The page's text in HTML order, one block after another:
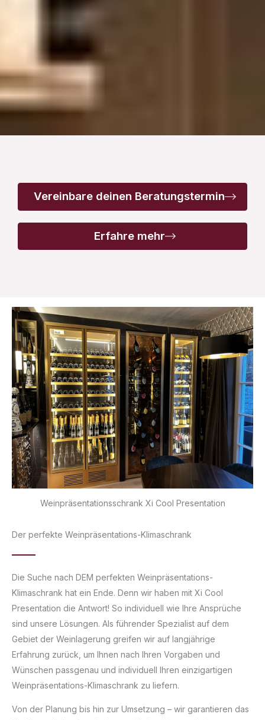
Vereinbare deinen Beratungstermin
Erfahre mehr
Weinpräsentations­­schrank­ Xi Cool Presentation
Der perfekte Weinpräsentations-Klimaschrank
Die Suche nach DEM perfekten Weinpräsentations-
Klimaschrank hat ein Ende. Denn wir haben mit Xi Cool
Presentation die Antwort! So individuell wie Ihre Ansprüche
sind unsere Lösungen. Als führender Spezialist auf dem
Gebiet der Weinlagerung greifen wir auf langjährige
Erfahrung zurück, um Ihnen nach Ihren Vorgaben und
Wünschen passgenau und individuell Ihren einzigartigen
Weinpräsentations-Klimaschrank zu liefern.
Von der Planung bis hin zur Umsetzung – wir garantieren das